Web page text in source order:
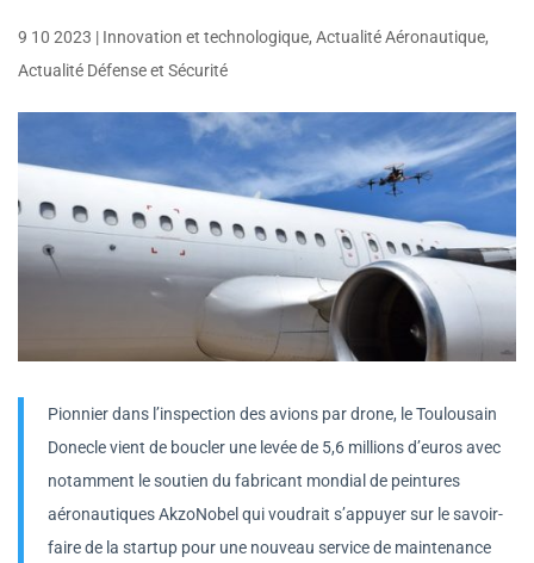
9 10 2023 | Innovation et technologique, Actualité Aéronautique,
Actualité Défense et Sécurité
Pionnier dans l’inspection des avions par drone, le Toulousain
Donecle vient de boucler une levée de 5,6 millions d’euros avec
notamment le soutien du fabricant mondial de peintures
aéronautiques AkzoNobel qui voudrait s’appuyer sur le savoir-
faire de la startup pour une nouveau service de maintenance